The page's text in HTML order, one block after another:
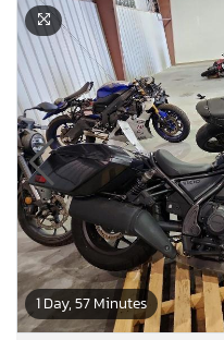
1 Day, 57 Minutes